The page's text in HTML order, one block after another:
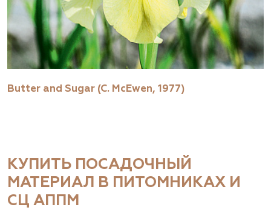
Butter and Sugar (C. McEwen, 1977)
КУПИТЬ ПОСАДОЧНЫЙ
МАТЕРИАЛ В ПИТОМНИКАХ И
СЦ АППМ